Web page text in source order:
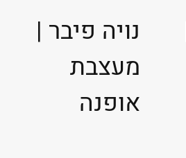
נויה פיבר |
מעצבת
אופנה